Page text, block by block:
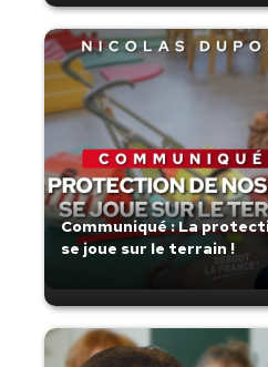
Communiqué : La
se joue sur le terrain !